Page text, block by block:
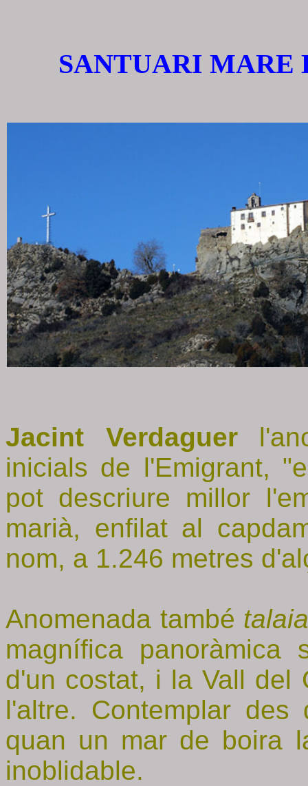
SANTUARI MARE
Jacint Verdaguer
inicials de l'Emigrant,
pot descriure millor
marià, enfilat al
nom, a 1.246 metres
Anomenada també
magnífica panoràmica
d'un costat, i la Vall del
l'altre. Contemplar
quan un mar de boira
inoblidable.